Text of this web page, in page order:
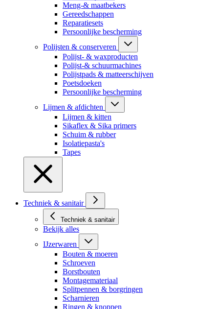
Meng-& maatbekers
Gereedschappen
Reparatiesets
Persoonlijke bescherming
Polijsten & conserveren
Polijst- & waxproducten
Polijst-& schuurmachines
Polijstpads & matteerschijven
Poetsdoeken
Persoonlijke bescherming
Lijmen & afdichten
Lijmen & kitten
Sikaflex & Sika primers
Schuim & rubber
Isolatiepasta's
Tapes
Techniek & sanitair
Techniek & sanitair
Bekijk alles
IJzerwaren
Bouten & moeren
Schroeven
Borstbouten
Montagemateriaal
Splitpennen & borgringen
Scharnieren
Ringen & knoppen